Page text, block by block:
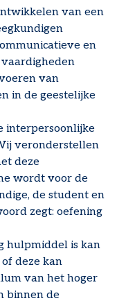
van een
en
van
in de geestelijke
interpersoonlijke
veronderstellen
deze
wordt voor de
de student en
zegt: oefening
hulpmiddel is kan
deze kan
van het hoger
binnen de